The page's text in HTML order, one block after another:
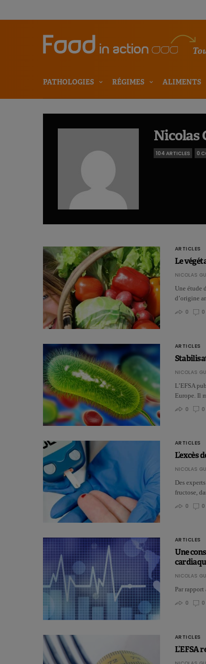
PATHOLOGIES RÉGIMES ALIMENTS
Nicolas
104 ARTICLES 0
ARTICLES
Le
NICOLAS
Une étude
d’origine
0
0
ARTICLES
NICOLAS
L’EFSA
Europe. Il
0
0
ARTICLES
L’excès
NICOLAS
Des
fructose,
0
0
ARTICLES
Une
NICOLAS
Par
0
0
ARTICLES
L’EFSA